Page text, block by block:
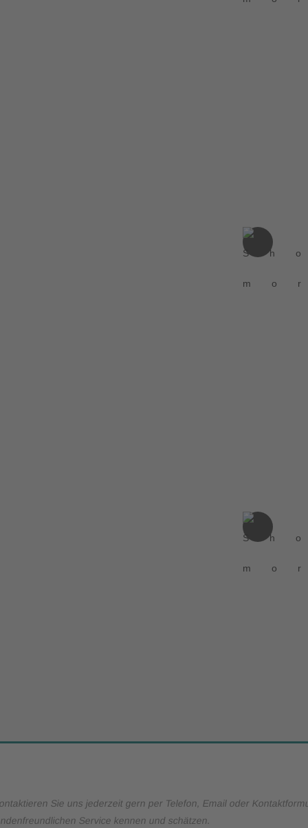
Sie uns jederzeit gern per Telefon, Email oder
Service kennen und schätzen.